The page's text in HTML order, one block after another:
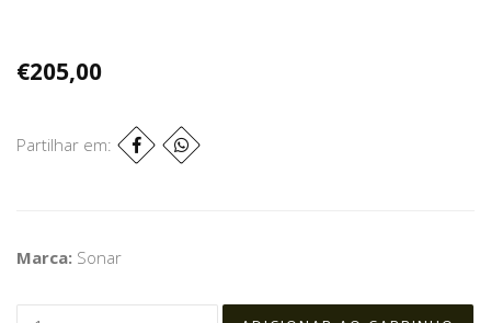
€205,00
Partilhar em:
Marca: Sonar